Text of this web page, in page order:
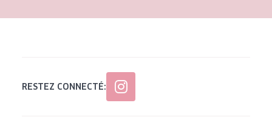
Âge : 55+
RESTEZ CONNECTÉ: